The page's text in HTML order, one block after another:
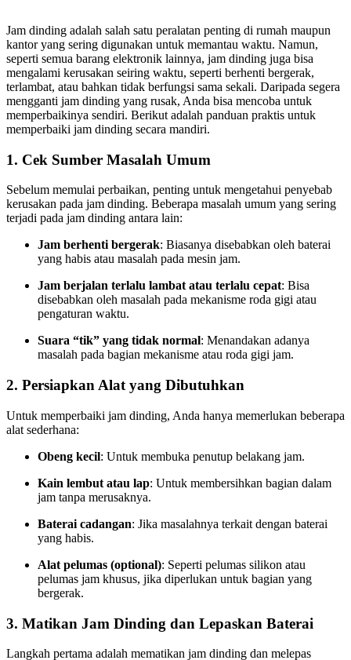
Jam dinding adalah salah satu peralatan penting di rumah maupun
kantor yang sering digunakan untuk memantau waktu. Namun,
seperti semua barang elektronik lainnya, jam dinding juga bisa
mengalami kerusakan seiring waktu, seperti berhenti bergerak,
terlambat, atau bahkan tidak berfungsi sama sekali. Daripada segera
mengganti jam dinding yang rusak, Anda bisa mencoba untuk
memperbaikinya sendiri. Berikut adalah panduan praktis untuk
memperbaiki jam dinding secara mandiri.
1. Cek Sumber Masalah Umum
Sebelum memulai perbaikan, penting untuk mengetahui penyebab
kerusakan pada jam dinding. Beberapa masalah umum yang sering
terjadi pada jam dinding antara lain:
Jam berhenti bergerak: Biasanya disebabkan oleh baterai
yang habis atau masalah pada mesin jam.
Jam berjalan terlalu lambat atau terlalu cepat: Bisa
disebabkan oleh masalah pada mekanisme roda gigi atau
pengaturan waktu.
Suara “tik” yang tidak normal: Menandakan adanya
masalah pada bagian mekanisme atau roda gigi jam.
2. Persiapkan Alat yang Dibutuhkan
Untuk memperbaiki jam dinding, Anda hanya memerlukan beberapa
alat sederhana:
Obeng kecil: Untuk membuka penutup belakang jam.
Kain lembut atau lap: Untuk membersihkan bagian dalam
jam tanpa merusaknya.
Baterai cadangan: Jika masalahnya terkait dengan baterai
yang habis.
Alat pelumas (optional): Seperti pelumas silikon atau
pelumas jam khusus, jika diperlukan untuk bagian yang
bergerak.
3. Matikan Jam Dinding dan Lepaskan Baterai
Langkah pertama adalah mematikan jam dinding dan melepas